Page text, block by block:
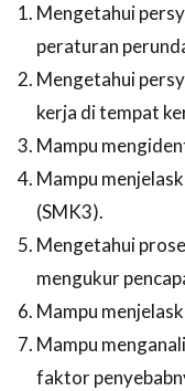
Mengetahui
peraturan
Mengetahui
kerja di tempat
Mampu
Mampu
(SMK3).
Mengetahui
mengukur
Mampu
Mampu
faktor